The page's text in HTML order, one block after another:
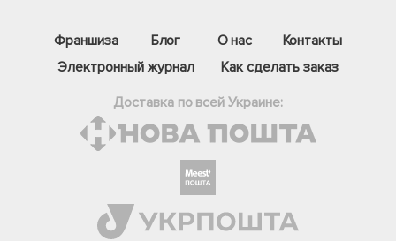
Франшиза Блог О нас
Контакты
Электронный журнал
Как сделать заказ
Доставка по всей Украине:
Телеграм